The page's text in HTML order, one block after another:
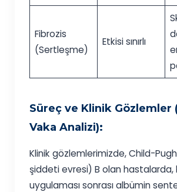
Fibrozis
(Sertleşme)
Etkisi sınırlı
Süreç ve Klinik Gözlemler
Vaka Analizi):
Klinik gözlemlerimizde, Child-
şiddeti evresi) B olan hastalarda,
uygulaması sonrası albümin